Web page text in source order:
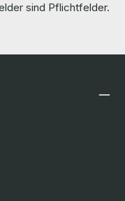
sind Pflichtfelder.